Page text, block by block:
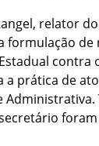
relator
formulação de
contra
a prática de
Administrativa.